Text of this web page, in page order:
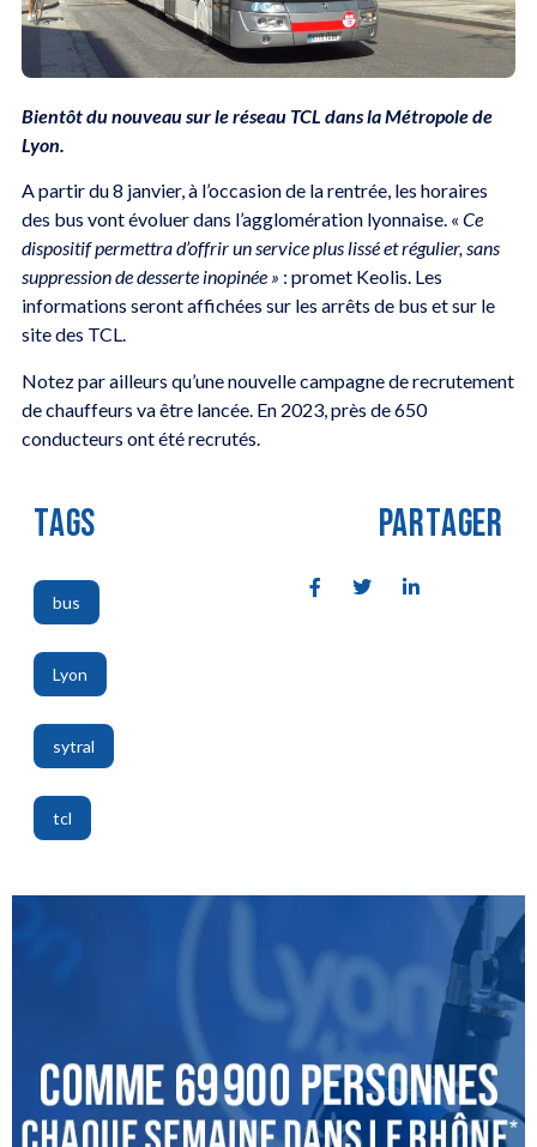
Bientôt du nouveau sur le réseau TCL dans la Métropole de
Lyon.
A partir du 8 janvier, à l’occasion de la rentrée, les horaires
des bus vont évoluer dans l’agglomération lyonnaise. « Ce
dispositif permettra d’offrir un service plus lissé et régulier, sans
suppression de desserte inopinée » : promet Keolis. Les
informations seront affichées sur les arrêts de bus et sur le
site des TCL.
Notez par ailleurs qu’une nouvelle campagne de recrutement
de chauffeurs va être lancée. En 2023, près de 650
conducteurs ont été recrutés.
TAGS
bus
,
Lyon
,
sytral
,
tcl
PARTAGER